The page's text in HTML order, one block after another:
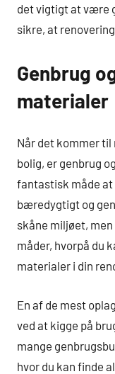
det vigtigt at være
sikre, at
Genbrug
materialer
Når det kommer
bolig, er genbrug
fantastisk måde at
bæredygtigt og
skåne miljøet,
måder, hvorpå du
materialer i din
En af de mest
ved at kigge på
mange
hvor du kan finde